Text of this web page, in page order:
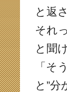
と返
それ
と聞
「そ
と”